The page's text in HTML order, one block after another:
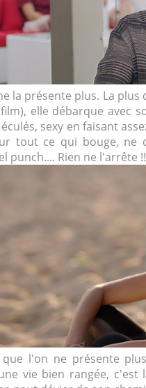
la présente plus. La plus
elle débarque avec
sexy en faisant
tout ce qui bouge, ne
punch.... Rien ne l'arrête
l'on ne présente
vie bien rangée,